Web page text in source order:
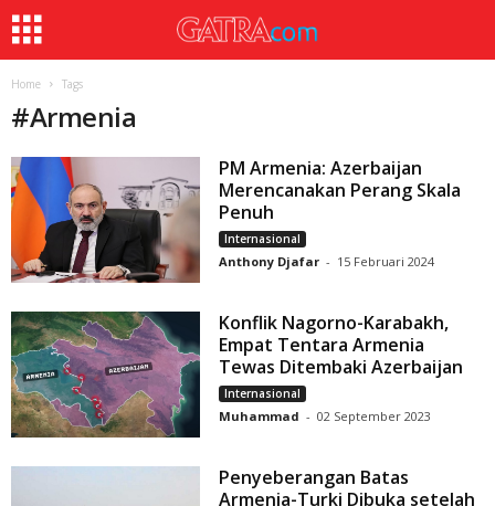
Home Tags
#Armenia
PM Armenia: Azerbaijan
Merencanakan Perang Skala
Penuh
Internasional
Anthony Djafar - 15 Februari 2024
Konflik Nagorno-Karabakh,
Empat Tentara Armenia
Tewas Ditembaki Azerbaijan
Internasional
Muhammad - 02 September 2023
Penyeberangan Batas
Armenia-Turki Dibuka setelah